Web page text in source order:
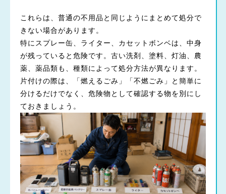
これらは、普通の不用品と同じようにまとめて処分で
きない場合があります。
特にスプレー缶、ライター、カセットボンベは、中身
が残っていると危険です。古い洗剤、塗料、灯油、農
薬、薬品類も、種類によって処分方法が異なります。
片付けの際は、「燃えるごみ」「不燃ごみ」と簡単に
分けるだけでなく、危険物として確認する物を別にし
ておきましょう。